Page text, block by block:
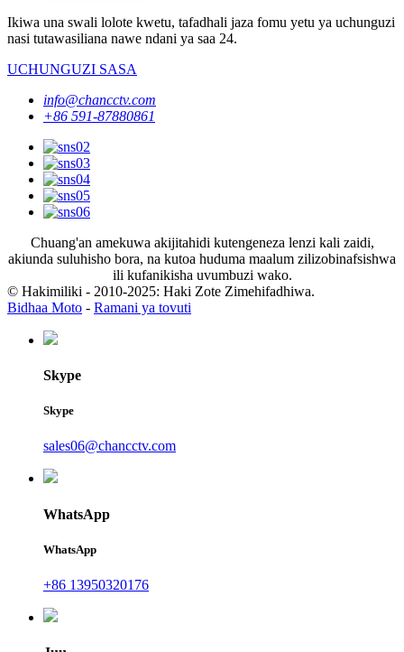
Ikiwa una swali lolote kwetu, tafadhali jaza fomu yetu ya uchunguzi
nasi tutawasiliana nawe ndani ya saa 24.
UCHUNGUZI SASA
info@chancctv.com
+86 591-87880861
Chuang'an amekuwa akijitahidi kutengeneza lenzi kali zaidi,
akiunda suluhisho bora, na kutoa huduma maalum zilizobinafsishwa
ili kufanikisha uvumbuzi wako.
© Hakimiliki - 2010-2025: Haki Zote Zimehifadhiwa.
Bidhaa Moto - Ramani ya tovuti
Skype
Skype
sales06@chancctv.com
WhatsApp
WhatsApp
+86 13950320176